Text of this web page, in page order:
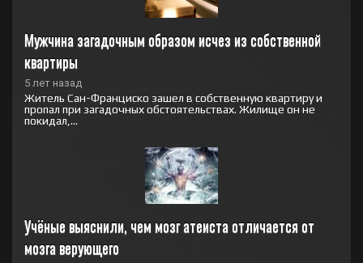
Мужчина загадочным образом исчез из собственной
квартиры
5 лет назад
Житель Сан-Франциско зашел в собственную квартиру и
пропал при загадочных обстоятельствах. Жилище он не
покидал,...
Учёные выяснили, чем мозг атеиста отличается от
мозга верующего